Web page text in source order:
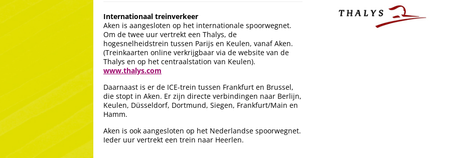
Internationaal treinverkeer
Aken is aangesloten op het internationale spoorwegnet.
Om de twee uur vertrekt een Thalys, de
hogesnelheidstrein tussen Parijs en Keulen, vanaf Aken.
(Treinkaarten online verkrijgbaar via de website van de
Thalys en op het centraalstation van Keulen).
www.thalys.com
Daarnaast is er de ICE-trein tussen Frankfurt en Brussel,
die stopt in Aken. Er zijn directe verbindingen naar Berlijn,
Keulen, Düsseldorf, Dortmund, Siegen, Frankfurt/Main en
Hamm.
Aken is ook aangesloten op het Nederlandse spoorwegnet.
Ieder uur vertrekt een trein naar Heerlen.